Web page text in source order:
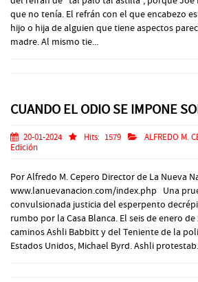
que no tenía. El refrán con el que encabezo
hijo o hija de alguien que tiene aspectos
madre. Al mismo tie...
CUANDO EL ODIO SE IMPONE
20-01-2024 Hits: 1579 ALFREDO M.
Edición
Por Alfredo M. Cepero Director de La Nueva
www.lanuevanacion.com/index.php Una
convulsionada justicia del esperpento
rumbo por la Casa Blanca. El seis de enero
caminos Ashli Babbitt y del Teniente de la
Estados Unidos, Michael Byrd. Ashli